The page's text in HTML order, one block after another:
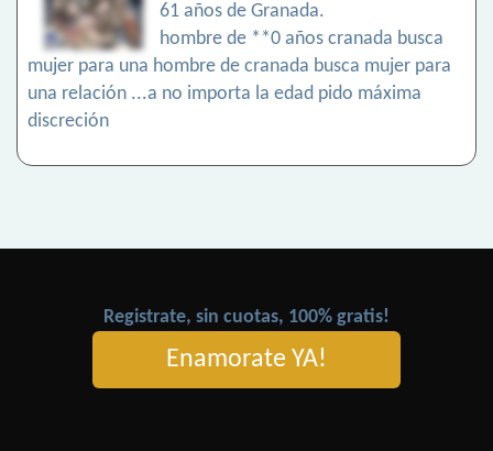
61 años de Granada.
hombre de **0 años cranada busca
mujer para una hombre de cranada busca mujer para
una relación ...a no importa la edad pido máxima
discreción
Registrate, sin cuotas, 100% gratis!
Enamorate YA!